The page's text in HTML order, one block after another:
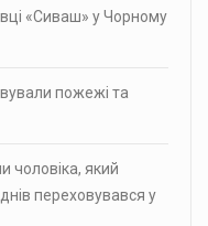
«Сиваш» у Чорному
пожежі та
чоловіка, який
переховувався у